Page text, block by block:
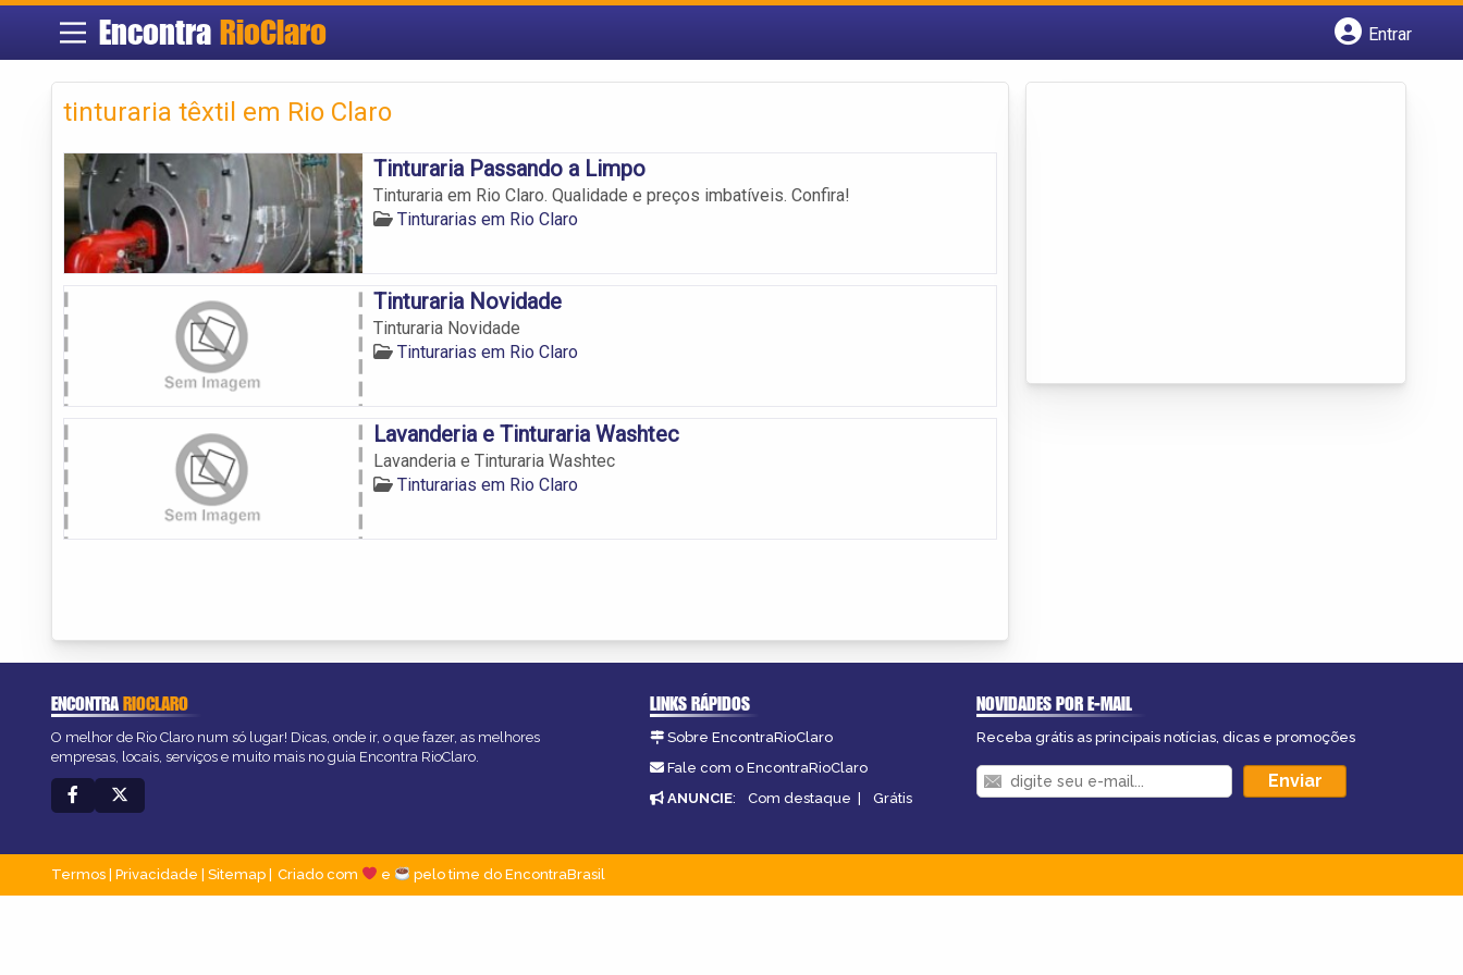
Encontra RioClaro
Entrar
tinturaria têxtil em Rio Claro
Tinturaria Passando a Limpo
Tinturaria em Rio Claro. Qualidade e preços imbatíveis. Confira!
Tinturarias em Rio Claro
Tinturaria Novidade
Tinturaria Novidade
Tinturarias em Rio Claro
Lavanderia e Tinturaria Washtec
Lavanderia e Tinturaria Washtec
Tinturarias em Rio Claro
ENCONTRARIOCLARO
O melhor de Rio Claro num só lugar! Dicas, onde ir, o que fazer, as melhores
empresas, locais, serviços e muito mais no guia Encontra RioClaro.
LINKS RÁPIDOS
Sobre EncontraRioClaro
Fale com o EncontraRioClaro
ANUNCIE: Com destaque | Grátis
NOVIDADES POR E-MAIL
Receba grátis as principais notícias, dicas e promoções
Termos Privacidade Sitemap Criado com e pelo time do EncontraBrasil